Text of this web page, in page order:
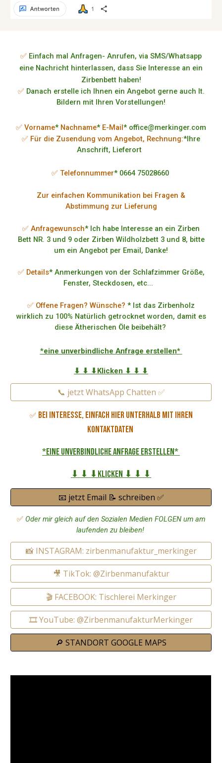
✅ Einfach mal Anfragen- Anrufen, via SMS/Whatsapp
eine Nachricht hinterlassen, dass Sie Interesse an ein
Zirbenbett haben!
✅ Danach erstelle ich Ihnen ein Angebot gerne auch lt.
Bildern mit Ihren Vorstellungen!
✅ Vorname* Nachname* E-Mail* office@merkinger.com
✅ Für die Zusendung vom Angebot, Rechnung:*Ihre
Anschrift, Lieferort
✅ Telefonnummer* 0664 75028660
Zur einfachen Kommunikation bei Fragen &
Abstimmung zur Lieferung
✅ Anfragewunsch* Ich habe Interesse an ein Zirben
Bett NR. 3 und 9 oder Zirben Wildholzbett 3 und 8, bitte
um ein Angebot per Email, Danke!
✅ Details* Anmerkungen von der Schlafzimmer Größe,
Fenster, Steckdosen, etc...
✅ Offene Fragen? Wünsche? * Ist das Zirbenholz
wirklich zu 100% Natürlich getrocknet worden, damit es
diese Ätherischen Öle beibehält?
*eine unverbindliche Anfrage erstellen*
⬇ ⬇ ⬇Klicken ⬇ ⬇ ⬇
📞 jetzt WhatsApp Chatten ✅
✅ Bei Interesse, einfach hier unterhalb mit Ihren
Kontaktdaten
*eine unverbindliche Anfrage erstellen*
⬇ ⬇ ⬇Klicken ⬇ ⬇ ⬇
📧 jetzt Email 📝 schreiben ✅
✅ Oder mir gleich auf den Sozialen Medien FOLGEN um am
laufenden zu bleiben!
📸 INSTAGRAM: zirbenmanufaktur_merkinger
🎥 TikTok: @Zirbenmanufaktur
🎬 FACEBOOK: Tischlerei Merkinger
🎞️ YouTube: @ZirbenmanufakturMerkinger
🔎 STANDORT GOOGLE MAPS